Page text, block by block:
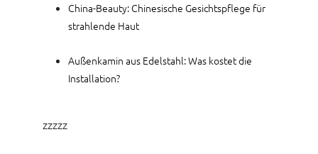
China-Beauty: Chinesische Gesichtspflege für
strahlende Haut
Außenkamin aus Edelstahl: Was kostet die
Installation?
zzzzz